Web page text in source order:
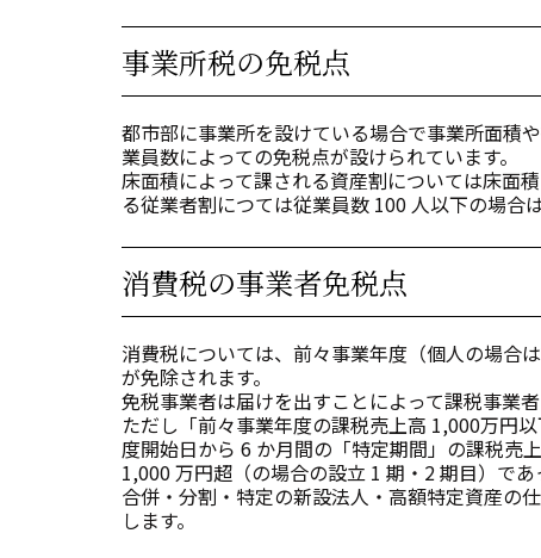
事業所税の免税点
都市部に事業所を設けている場合で事業所面積
業員数によっての免税点が設けられています。
床面積によって課される資産割については床面
る従業者割につては従業員数 100 人以下の場合
消費税の事業者免税点
消費税については、前々事業年度（個人の場合
が免除されます。
免税事業者は届けを出すことによって課税事業者
ただし「前々事業年度の課税売上高 1,000万円
度開始日から 6 か月間の「特定期間」の課税売
1,000 万円超（の場合の設立 1 期・2 期目）で
合併・分割・特定の新設法人・高額特定資産の
します。